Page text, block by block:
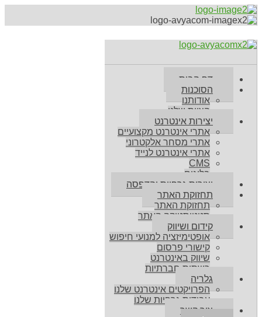
דף הבית
הסוכנות
אודותנו
הצוות שלנו
יצירות אינטרנט
אתרי אינטרנט מקצועיים
אתרי מסחר אלקטרוני
אתרי אינטרנט לנייד
CMS
בלוגים
יצירות גרפיות והדפסה
תחזוקת האתר
תחזוקת האתר
סטטיסטיקה האתר
קידום ושיווק
אופטימיזציה למנועי חיפוש
קישורי פרסום
שיווק באינטרנט
רשתות חברתיות
גלריה
הפרויקטים אינטרנט שלנו
עבודות גרפיות שלנו
צור קשר